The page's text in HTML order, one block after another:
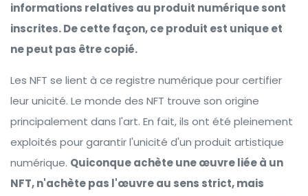
informations relatives au produit numérique sont
inscrites. De cette façon, ce produit est unique et
ne peut pas être copié.
Les NFT se lient à ce registre numérique pour certifier
leur unicité. Le monde des NFT trouve son origine
principalement dans l'art. En fait, ils ont été pleinement
exploités pour garantir l'unicité d'un produit artistique
numérique. Quiconque achète une œuvre liée à un
NFT, n'achète pas l'œuvre au sens strict, mais